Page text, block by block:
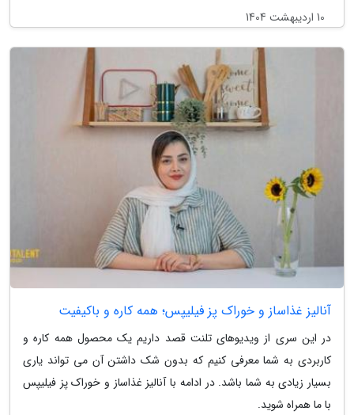
10 اردیبهشت 1404
آنالیز غذاساز و خوراک پز فیلیپس؛ همه کاره و باکیفیت
در این سری از ویدیوهای تلنت قصد داریم یک محصول همه کاره و
کاربردی به شما معرفی کنیم که بدون شک داشتن آن می تواند یاری
بسیار زیادی به شما باشد. در ادامه با آنالیز غذاساز و خوراک پز فیلیپس
با ما همراه شوید.